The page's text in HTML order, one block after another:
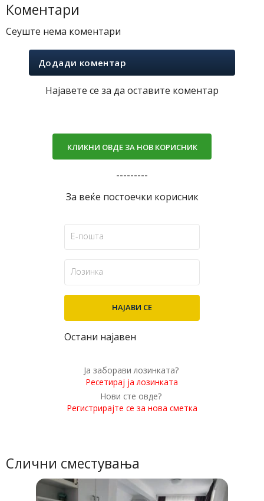
Слични сместувања
Коментари
Сеуште нема коментари
Додади коментар
Најавете се за да оставите коментар
КЛИКНИ ОВДЕ ЗА НОВ КОРИСНИК
---------
За веќе постоечки корисник
Остани најавен
Ја заборави лозинката?
Ресетирај ја лозинката
Нови сте овде?
Регистрирајте се за нова сметка